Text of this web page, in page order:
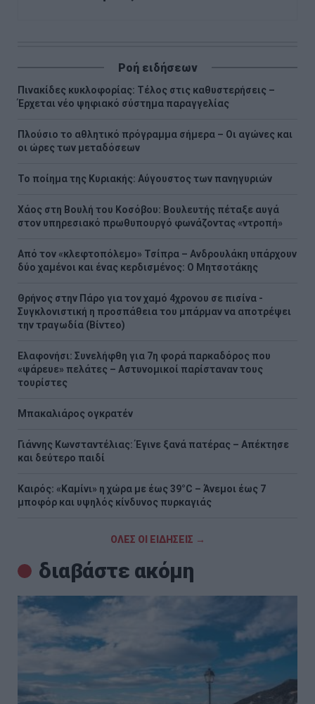
Ροή ειδήσεων
Πινακίδες κυκλοφορίας: Τέλος στις καθυστερήσεις –
Έρχεται νέο ψηφιακό σύστημα παραγγελίας
Πλούσιο το αθλητικό πρόγραμμα σήμερα – Οι αγώνες και
οι ώρες των μεταδόσεων
Το ποίημα της Κυριακής: Αύγουστος των πανηγυριών
Χάος στη Βουλή του Κοσόβου: Βουλευτής πέταξε αυγά
στον υπηρεσιακό πρωθυπουργό φωνάζοντας «ντροπή»
Από τον «κλεφτοπόλεμο» Τσίπρα – Ανδρουλάκη υπάρχουν
δύο χαμένοι και ένας κερδισμένος: Ο Μητσοτάκης
Θρήνος στην Πάρο για τον χαμό 4χρονου σε πισίνα -
Συγκλονιστική η προσπάθεια του μπάρμαν να αποτρέψει
την τραγωδία (Βίντεο)
Ελαφονήσι: Συνελήφθη για 7η φορά παρκαδόρος που
«ψάρευε» πελάτες – Αστυνομικοί παρίσταναν τους
τουρίστες
Μπακαλιάρος ογκρατέν
Γιάννης Κωνσταντέλιας: Έγινε ξανά πατέρας – Απέκτησε
και δεύτερο παιδί
Καιρός: «Καμίνι» η χώρα με έως 39°C – Άνεμοι έως 7
μποφόρ και υψηλός κίνδυνος πυρκαγιάς
ΟΛΕΣ ΟΙ ΕΙΔΗΣΕΙΣ →
διαβάστε ακόμη